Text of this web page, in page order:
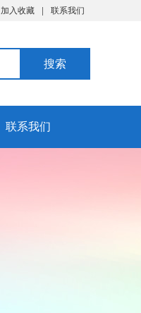
加入收藏 联系我们
联系我们